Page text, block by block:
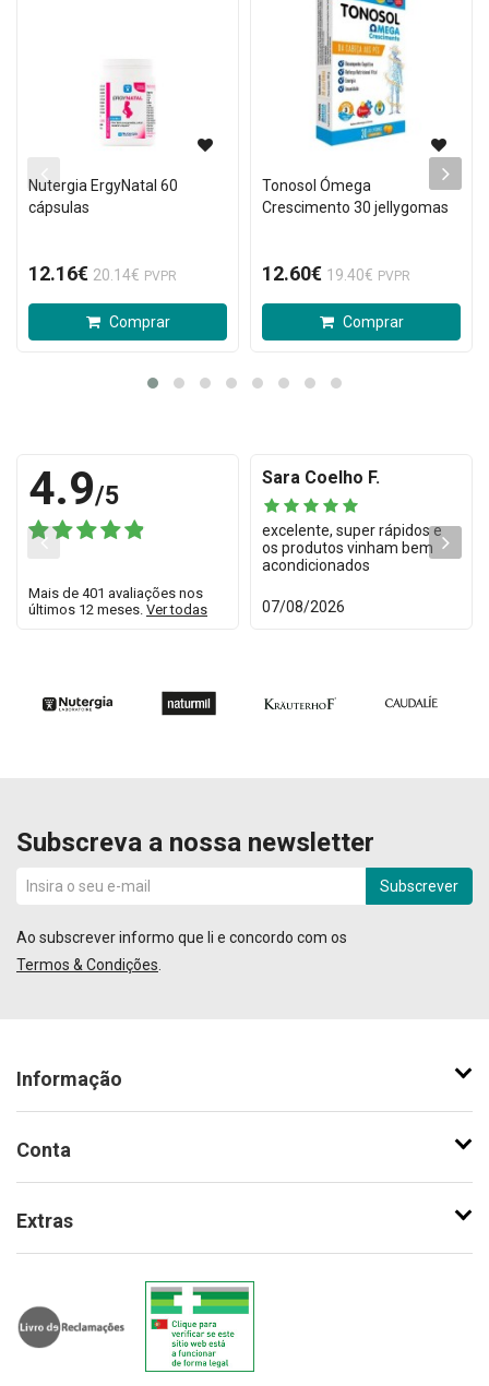
Nutergia ErgyNatal 60
cápsulas
12.16€ 20.14€ PVPR
Comprar
Tonosol Ómega
Crescimento 30 jellygomas
12.60€ 19.40€ PVPR
Comprar
4.9/5
Mais de 401 avaliações nos
últimos 12 meses. Ver todas
Sara Coelho F.
excelente, super rápidos e
os produtos vinham bem
acondicionados
07/08/2026
Subscreva a nossa newsletter
Subscrever
Ao subscrever informo que li e concordo com os
Termos & Condições
Informação
Conta
Extras